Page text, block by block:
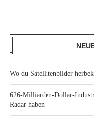
Wo du Satellitenbilder
626-Milliarden-Dollar-
Radar haben